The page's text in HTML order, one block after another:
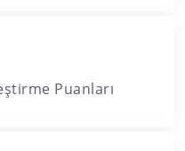
Puanları